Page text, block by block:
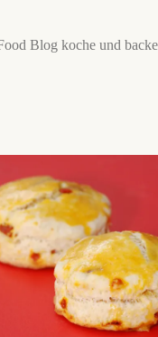
Blog koche und